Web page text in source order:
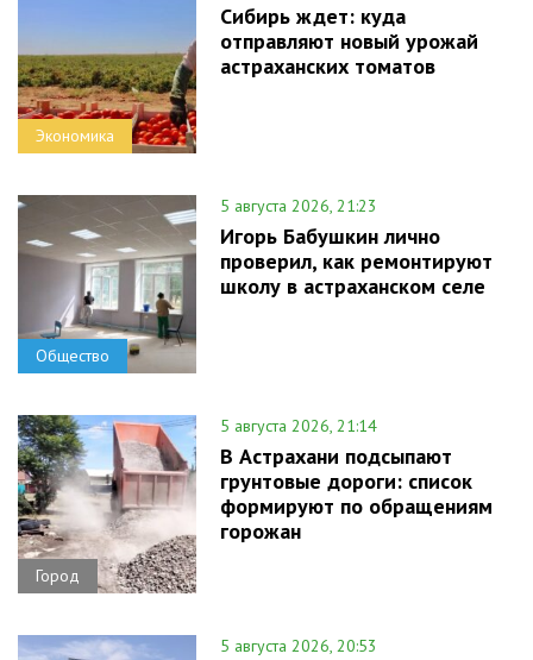
Экономика
Сибирь ждет: куда
отправляют новый урожай
астраханских томатов
Общество
5 августа 2026, 21:23
Игорь Бабушкин лично
проверил, как ремонтируют
школу в астраханском селе
Город
5 августа 2026, 21:14
В Астрахани подсыпают
грунтовые дороги: список
формируют по обращениям
горожан
5 августа 2026, 20:53